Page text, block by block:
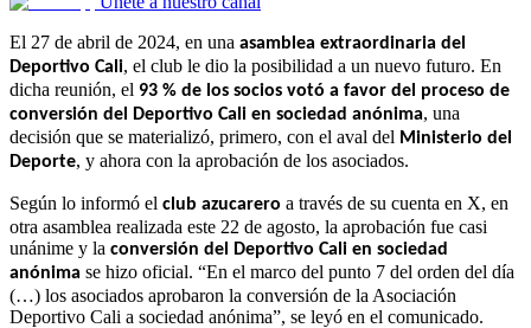
El 27 de abril de 2024, en una asamblea extraordinaria del
Deportivo Cali, el club le dio la posibilidad a un nuevo futuro. En
dicha reunión, el 93 % de los socios votó a favor del proceso de
conversión del Deportivo Cali en sociedad anónima, una
decisión que se materializó, primero, con el aval del Ministerio del
Deporte, y ahora con la aprobación de los asociados.
Según lo informó el club azucarero a través de su cuenta en X, en
otra asamblea realizada este 22 de agosto, la aprobación fue casi
unánime y la conversión del Deportivo Cali en sociedad
anónima se hizo oficial. “En el marco del punto 7 del orden del día
(…) los asociados aprobaron la conversión de la Asociación
Deportivo Cali a sociedad anónima”, se leyó en el comunicado.